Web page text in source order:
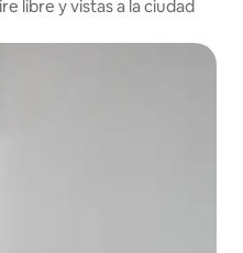
libre y vistas a la ciudad